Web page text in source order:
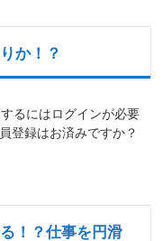
りか！？
るにはログインが必要
登録はお済みですか？
！？仕事を円滑